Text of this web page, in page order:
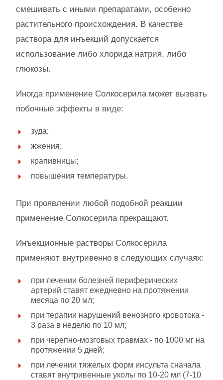
смешивать с иными препаратами, особенно
растительного происхождения. В качестве
раствора для инъекций допускается
использование либо хлорида натрия, либо
глюкозы.
Иногда применение Солкосерила может вызвать
побочные эффекты в виде:
зуда;
жжения;
крапивницы;
повышения температуры.
При проявлении любой подобной реакции
применение Солкосерила прекращают.
Инъекционные растворы Солкосерила
применяют внутривенно в следующих случаях:
при лечении болезней периферических
артерий ставят ежедневно на протяжении
месяца по 20 мл;
при терапии нарушений венозного кровотока -
3 раза в неделю по 10 мл;
при черепно-мозговых травмах - по 1000 мг на
протяжении 5 дней;
при лечении тяжелых форм инсульта сначала
ставят внутривенные уколы по 10-20 мл (7-10